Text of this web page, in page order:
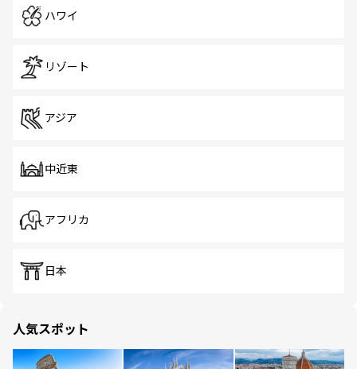
ハワイ
リゾート
アジア
中近東
アフリカ
日本
人気スポット